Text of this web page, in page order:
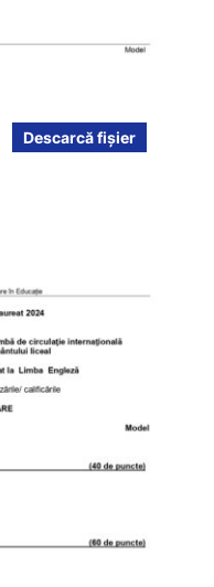
Descarcă fișier